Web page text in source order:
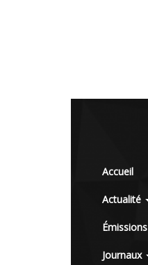
Accueil
Actualité
Émissions
Journaux